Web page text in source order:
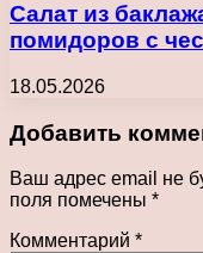
Салат из
помидоров с
18.05.2026
Добавить
Ваш адрес email не
поля помечены *
Комментарий *